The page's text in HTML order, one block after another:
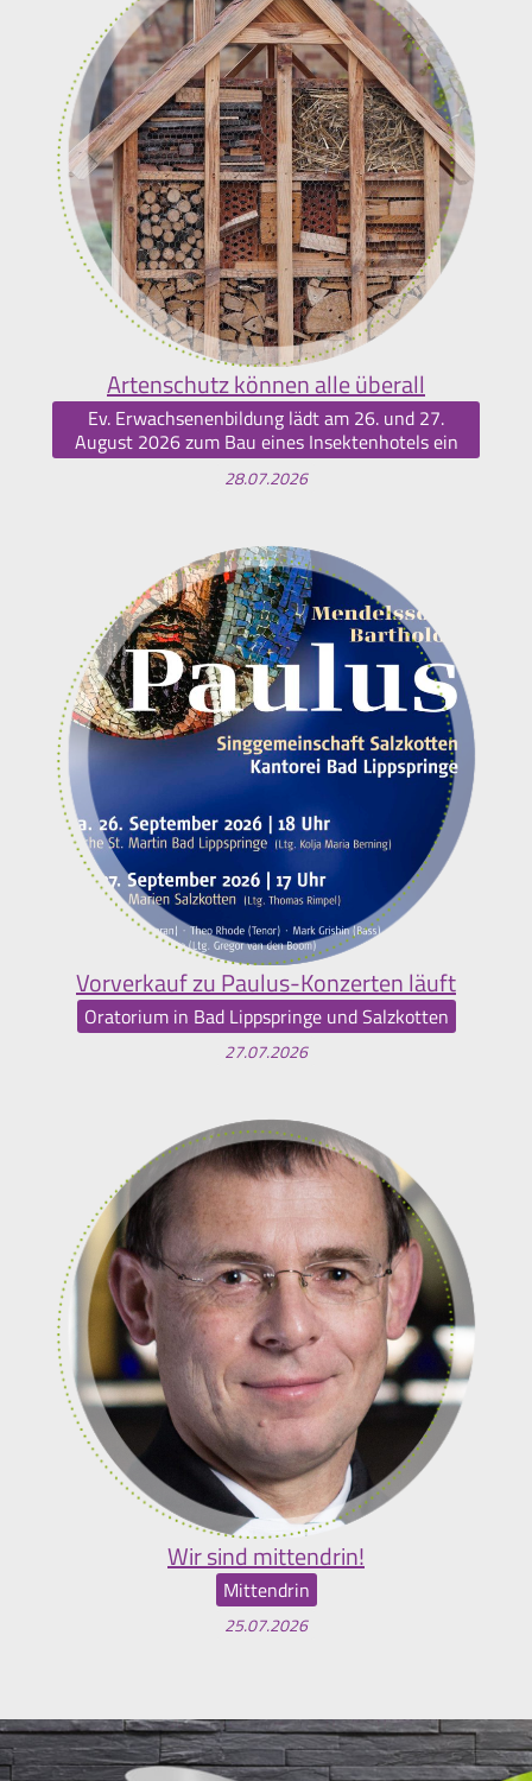
Artenschutz können alle überall
Ev. Erwachsenenbildung lädt am 26. und 27.
August 2026 zum Bau eines Insektenhotels ein
28.07.2026
Vorverkauf zu Paulus-Konzerten läuft
Oratorium in Bad Lippspringe und Salzkotten
27.07.2026
Wir sind mittendrin!
Mittendrin
25.07.2026